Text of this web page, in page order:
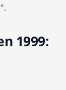
1999: